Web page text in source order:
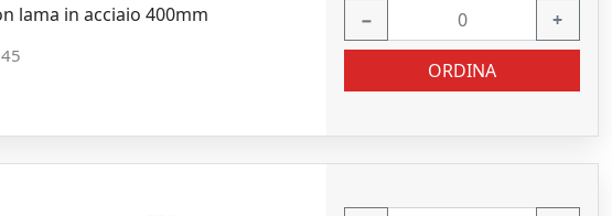
lama in acciaio 400mm − +
ORDINA